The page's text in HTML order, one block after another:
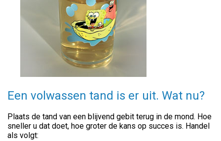
Een volwassen tand is er uit. Wat nu?
Plaats de tand van een blijvend gebit terug in de mond. Hoe
sneller u dat doet, hoe groter de kans op succes is. Handel
als volgt: